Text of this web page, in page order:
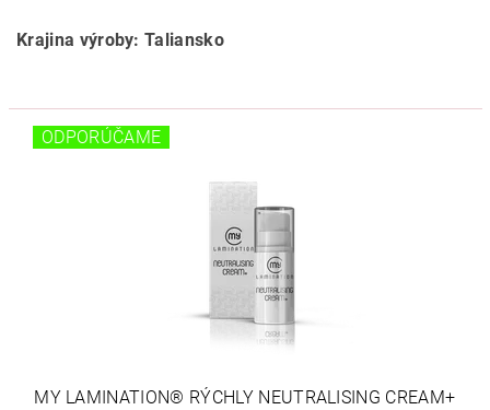
Krajina výroby: Taliansko
ODPORÚČAME
MY LAMINATION® RÝCHLY NEUTRALISING CREAM+